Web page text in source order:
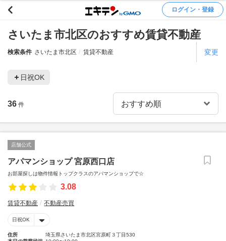
ログイン・登録
さいたま市北区のおすすめ賃貸不動産
検索条件 さいたま市北区 賃貸不動産 変更
日祝OK
36 件
店舗公式
アパマンショップ 宮原西口店
お部屋探しは物件情報トップクラスのアパマンショップで☆
3.08
賃貸不動産 不動産売買
日祝OK
住所
埼玉県さいたま市北区宮原町３丁目530